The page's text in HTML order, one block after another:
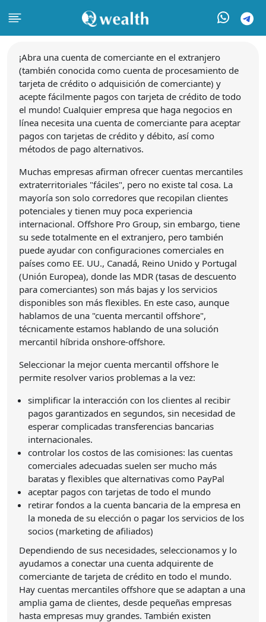
¡Abra una cuenta de comerciante en el extranjero
(también conocida como cuenta de procesamiento de
tarjeta de crédito o adquisición de comerciante) y
acepte fácilmente pagos con tarjeta de crédito de todo
el mundo! Cualquier empresa que haga negocios en
línea necesita una cuenta de comerciante para aceptar
pagos con tarjetas de crédito y débito, así como
métodos de pago alternativos.
Muchas empresas afirman ofrecer cuentas mercantiles
extraterritoriales "fáciles", pero no existe tal cosa. La
mayoría son solo corredores que recopilan clientes
potenciales y tienen muy poca experiencia
internacional. Offshore Pro Group, sin embargo, tiene
su sede totalmente en el extranjero, pero también
puede ayudar con configuraciones comerciales en
países como EE. UU., Canadá, Reino Unido y Portugal
(Unión Europea), donde las MDR (tasas de descuento
para comerciantes) son más bajas y los servicios
disponibles son más flexibles. En este caso, aunque
hablamos de una "cuenta mercantil offshore",
técnicamente estamos hablando de una solución
mercantil híbrida onshore-offshore.
Seleccionar la mejor cuenta mercantil offshore le
permite resolver varios problemas a la vez:
simplificar la interacción con los clientes al recibir
pagos garantizados en segundos, sin necesidad de
esperar complicadas transferencias bancarias
internacionales.
controlar los costos de las comisiones: las cuentas
comerciales adecuadas suelen ser mucho más
baratas y flexibles que alternativas como PayPal
aceptar pagos con tarjetas de todo el mundo
retirar fondos a la cuenta bancaria de la empresa en
la moneda de su elección o pagar los servicios de los
socios (marketing de afiliados)
Dependiendo de sus necesidades, seleccionamos y lo
ayudamos a conectar una cuenta adquirente de
comerciante de tarjeta de crédito en todo el mundo.
Hay cuentas mercantiles offshore que se adaptan a una
amplia gama de clientes, desde pequeñas empresas
hasta empresas muy grandes. También existen